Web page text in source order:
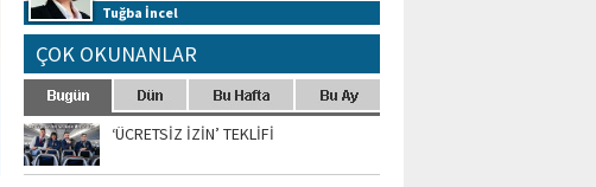
Tuğba İncel
ÇOK OKUNANLAR
‘ÜCRETSİZ İZİN’ TEKLİFİ